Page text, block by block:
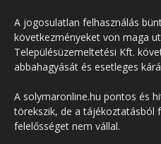
A jogosulatlan felhasználás
következményeket von maga
Településüzemeltetési Kft.
abbahagyását és esetleges
A solymaronline.hu pontos és
törekszik, de a tájékoztatásból
felelősséget nem vállal.